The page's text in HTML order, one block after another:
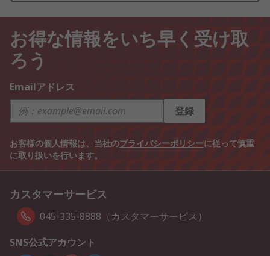
お得な情報をいち早く受け取
ろう
Emailアドレス
登録
お客様の個人情報は、当社のプライバシーポリシーに従って慎重
に取り扱いを行います。
カスタマーサービス
045-335-8888（カスタマーサービス）
SNS公式アカウント